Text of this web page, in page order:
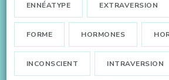
ENNÉATYPE EXTRAVERSION
FORME HORMONES
INCONSCIENT INTRAVERSION